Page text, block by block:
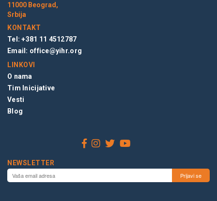
11000 Beograd,
Srbija
KONTAKT
Tel: +381 11 4512787
Email: office@yihr.org
LINKOVI
O nama
Tim Inicijative
Vesti
Blog
NEWSLETTER